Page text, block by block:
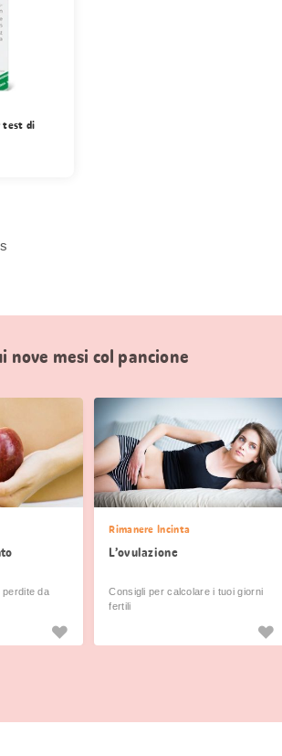
test di
nove mesi col pancione
da
Rimanere Incinta
L’ovulazione
Consigli per calcolare i tuoi giorni
fertili